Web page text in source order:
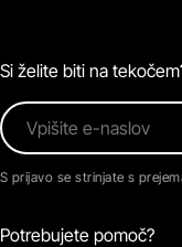
Kontaktirajte nas
Si želite biti na
Vpišite e-naslov
S prijavo se strinjate s
Potrebujete pomoč?